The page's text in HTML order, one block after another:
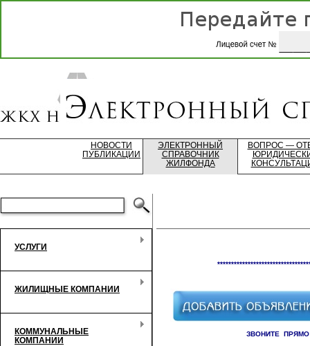
НОВОСТИ
ПУБЛИКАЦИИ
ЭЛЕКТРОННЫЙ
СПРАВОЧНИК
ЖИЛФОНДА
ВОПРОС —
УСЛУГИ
ЖИЛИЩНЫЕ КОМПАНИИ
КОММУНАЛЬНЫЕ
КОМПАНИИ
ЗВОНИТЕ